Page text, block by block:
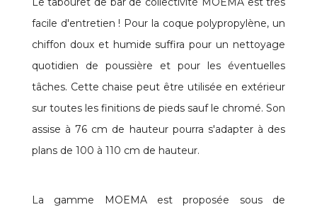
facile d'entretien ! Pour la coque polypropylène, un
chiffon doux et humide suffira pour un nettoyage
quotidien de poussière et pour les éventuelles
tâches. Cette chaise peut être utilisée en extérieur
sur toutes les finitions de pieds sauf le chromé. Son
assise à 76 cm de hauteur pourra s'adapter à des
plans de 100 à 110 cm de hauteur.
La gamme MOEMA est proposée sous de